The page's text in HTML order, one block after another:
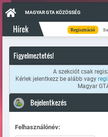
MAGYAR GTA KÖZÖSSÉG
Hírek Regisztráció
Figyelmeztetés!
A szekciót csak
Kérlek jelentkezz be alább vagy
Magyar
Bejelentkezés
Felhasználónév: